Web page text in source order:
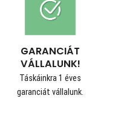
GARANCIÁT
VÁLLALUNK!
Táskáinkra 1 éves
garanciát vállalunk.